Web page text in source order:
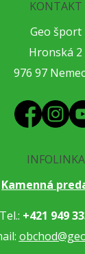
KONTAKT
Geo šport
Hronská 2
976 97
INFOLINKA
Kamenná
Tel.: +421 949